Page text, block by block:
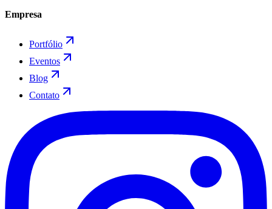
Empresa
Portfólio
Eventos
Blog
Contato